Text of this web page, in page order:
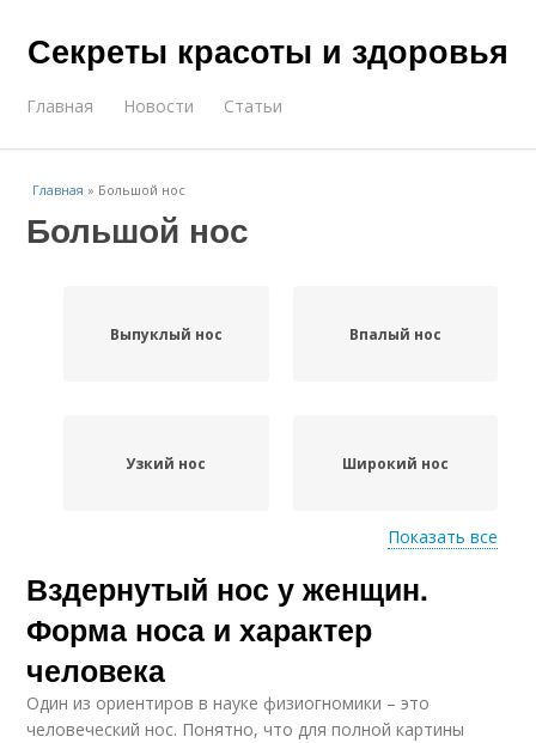
Секреты красоты и здоровья
Главная Новости Статьи
Главная » Большой нос
Большой нос
Выпуклый нос Впалый нос
Узкий нос Широкий нос
Гладкий нос Мясистый нос
Греческий нос Курносый нос
Показать все
Вздернутый нос у женщин.
Форма носа и характер
человека
Один из ориентиров в науке физиогномики – это
человеческий нос. Понятно, что для полной картины